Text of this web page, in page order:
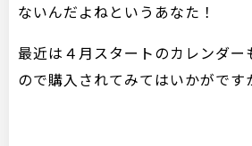
ないんだよねというあなた！
最近は４月スタートのカレンダー
ので購入されてみてはいかがです